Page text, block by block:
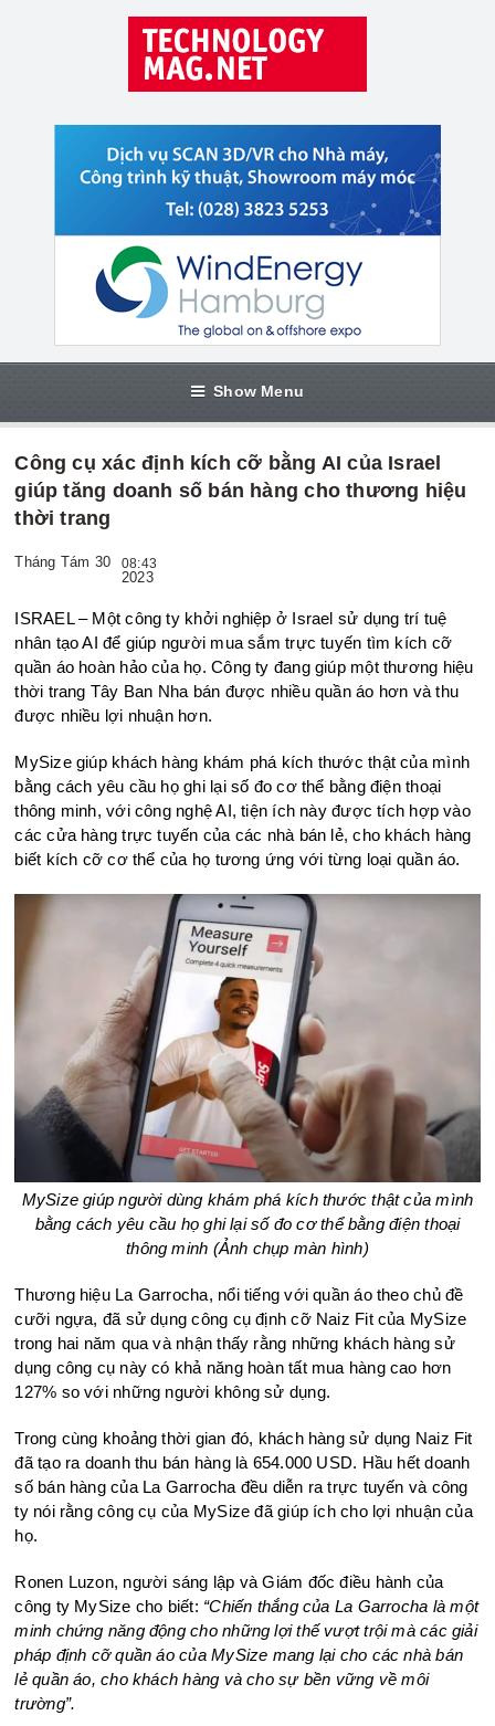
Show Menu
Công cụ xác định kích cỡ bằng AI của Israel
giúp tăng doanh số bán hàng cho thương hiệu
thời trang
Tháng Tám 30 08:43
2023
ISRAEL – Một công ty khởi nghiệp ở Israel sử dụng trí tuệ
nhân tạo AI để giúp người mua sắm trực tuyến tìm kích cỡ
quần áo hoàn hảo của họ. Công ty đang giúp một thương hiệu
thời trang Tây Ban Nha bán được nhiều quần áo hơn và thu
được nhiều lợi nhuận hơn.
MySize giúp khách hàng khám phá kích thước thật của mình
bằng cách yêu cầu họ ghi lại số đo cơ thể bằng điện thoại
thông minh, với công nghệ AI, tiện ích này được tích hợp vào
các cửa hàng trực tuyến của các nhà bán lẻ, cho khách hàng
biết kích cỡ cơ thể của họ tương ứng với từng loại quần áo.
MySize giúp người dùng khám phá kích thước thật của mình
bằng cách yêu cầu họ ghi lại số đo cơ thể bằng điện thoại
thông minh (Ảnh chụp màn hình)
Thương hiệu La Garrocha, nổi tiếng với quần áo theo chủ đề
cưỡi ngựa, đã sử dụng công cụ định cỡ Naiz Fit của MySize
trong hai năm qua và nhận thấy rằng những khách hàng sử
dụng công cụ này có khả năng hoàn tất mua hàng cao hơn
127% so với những người không sử dụng.
Trong cùng khoảng thời gian đó, khách hàng sử dụng Naiz Fit
đã tạo ra doanh thu bán hàng là 654.000 USD. Hầu hết doanh
số bán hàng của La Garrocha đều diễn ra trực tuyến và công
ty nói rằng công cụ của MySize đã giúp ích cho lợi nhuận của
họ.
Ronen Luzon, người sáng lập và Giám đốc điều hành của
công ty MySize cho biết: “Chiến thắng của La Garrocha là một
minh chứng năng động cho những lợi thế vượt trội mà các giải
pháp định cỡ quần áo của MySize mang lại cho các nhà bán
lẻ quần áo,chokhách hàng và chosự bền vững về môi
trường”.